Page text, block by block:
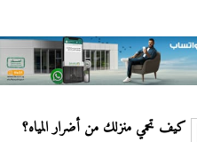
كيف تحمي منزلك من أضرار المياه؟